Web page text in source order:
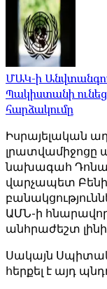
ՄԱԿ-ի
Պակիստանի
հարձակումը
Իսրայելական
լրատվամիջոցը
նախագահ
վարչապետ
ԱՄՆ-ի
անհրաժեշտ
Սակայն
հերքել է այդ